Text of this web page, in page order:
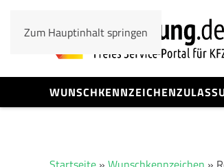
Zum Hauptinhalt springen
WUNSCHKENNZEICHEN